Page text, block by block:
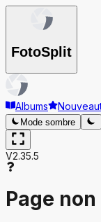
FotoSplit
Albums
Mode sombre
V2.35.5
Page